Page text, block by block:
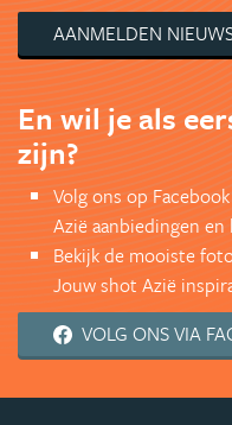
AANMELDEN
En wil je als
zijn?
Volg ons op
Azië aanbiedingen
Bekijk de mooiste
Jouw shot Azië
VOLG ONS VIA